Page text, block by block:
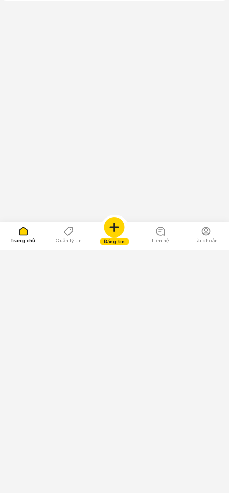
Trang chủ Quản lý tin Đăng tin Liên hệ Tài khoản